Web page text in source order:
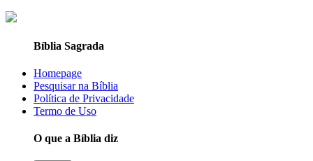
Bíblia Sagrada
Homepage
Pesquisar na Bíblia
Política de Privacidade
Termo de Uso
O que a Bíblia diz